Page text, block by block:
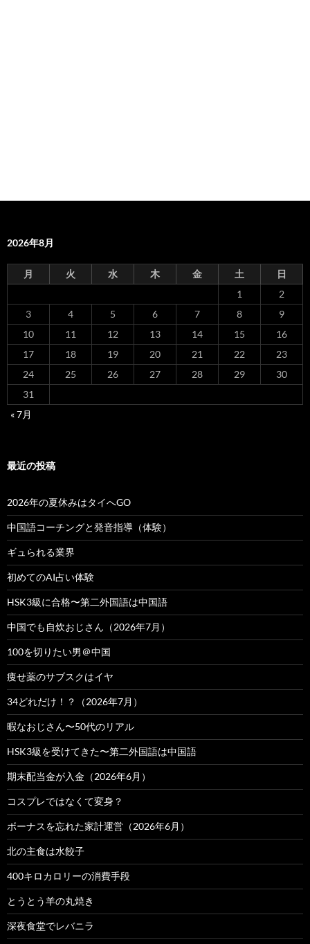
2026年8月
月 火 水 木 金 土
日
1
2
3
4 5 6 7 8
9
10
11 12 13 14 15
16
17
18 19 20 21 22
23
24
25 26 27 28 29
30
31
« 7月
最近の投稿
2026年の夏休みはタイへGO
中国語コーチングと発音指導（体験）
ギュられる業界
初めてのAI占い体験
HSK3級に合格〜第二外国語は中国語
中国でも自炊おじさん（2026年7月）
100を切りたい男＠中国
痩せ薬のサブスクはイヤ
34どれだけ！？（2026年7月）
暇なおじさん〜50代のリアル
HSK3級を受けてきた〜第二外国語は中国語
期末配当金が入金（2026年6月）
コスプレではなくて変身？
ボーナスを忘れた家計運営（2026年6月）
北の主食は水餃子
400キロカロリーの消費手段
とうとう羊の丸焼き
深夜食堂でレバニラ